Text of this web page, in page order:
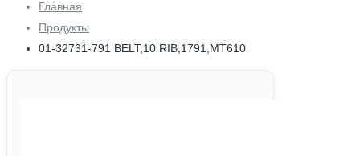
Главная
Продукты
01-32731-791 BELT,10 RIB,1791,MT610